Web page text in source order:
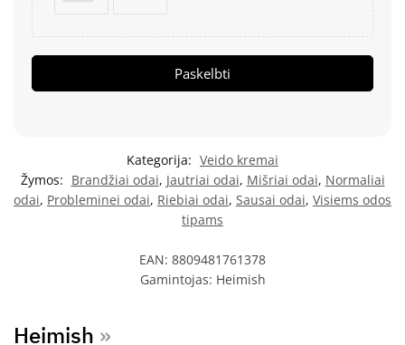
Paskelbti
Kategorija: Veido kremai
Žymos: Brandžiai odai, Jautriai odai, Mišriai odai, Normaliai
odai, Probleminei odai, Riebiai odai, Sausai odai, Visiems odos
tipams
EAN: 8809481761378
Gamintojas: Heimish
Heimish »